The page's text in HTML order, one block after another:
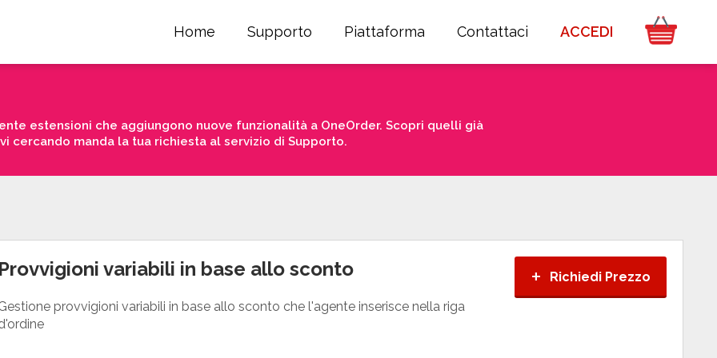
Home Supporto Piattaforma Contattaci ACCEDI
estensioni che aggiungono nuove funzionalità a OneOrder. Scopri quelli già
cercando manda la tua richiesta al servizio di Supporto.
+ Richiedi Prezzo
Provvigioni variabili in base allo sconto
provvigioni variabili in base allo sconto che l'agente inserisce nella riga